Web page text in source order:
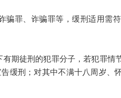
、诈骗罪等，缓刑适用需符
徒刑的犯罪分子，若犯罪情
缓刑；对其中不满十八周岁、